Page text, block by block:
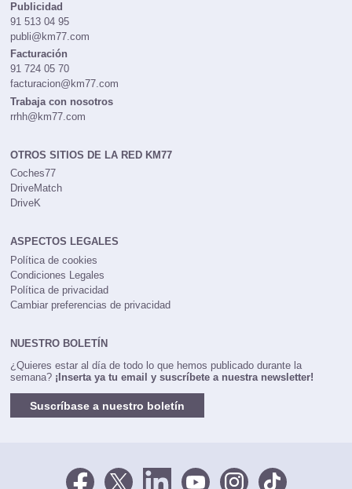
Publicidad
91 513 04 95
publi@km77.com
Facturación
91 724 05 70
facturacion@km77.com
Trabaja con nosotros
rrhh@km77.com
OTROS SITIOS DE LA RED KM77
Coches77
DriveMatch
DriveK
ASPECTOS LEGALES
Política de cookies
Condiciones Legales
Política de privacidad
Cambiar preferencias de privacidad
NUESTRO BOLETÍN
¿Quieres estar al día de todo lo que hemos publicado durante la
semana? ¡Inserta ya tu email y suscríbete a nuestra newsletter!
Suscríbase a nuestro boletín